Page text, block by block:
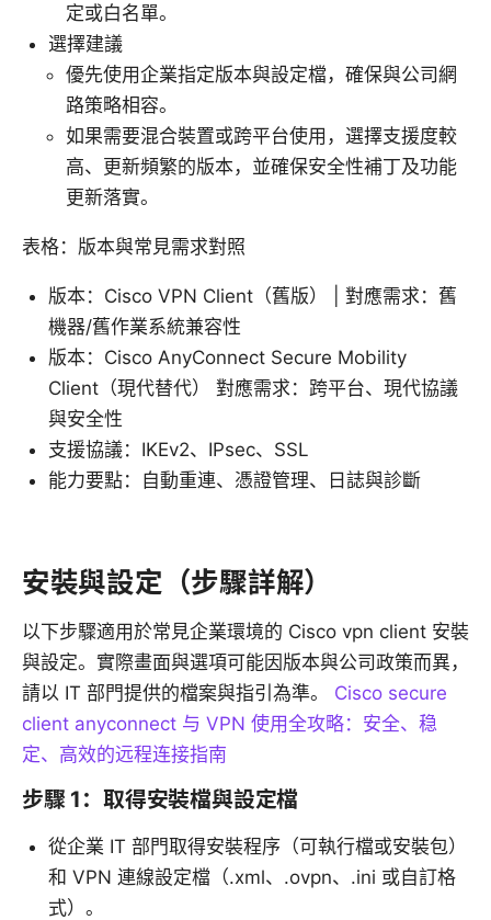
定或白名單。
選擇建議
優先使用企業指定版本與設定檔，確保與公司網
路策略相容。
如果需要混合裝置或跨平台使用，選擇支援度較
高、更新頻繁的版本，並確保安全性補丁及功能
更新落實。
表格：版本與常見需求對照
版本：Cisco VPN Client（舊版） | 對應需求：舊
機器/舊作業系統兼容性
版本：Cisco AnyConnect Secure Mobility
Client（現代替代） 對應需求：跨平台、現代協議
與安全性
支援協議：IKEv2、IPsec、SSL
能力要點：自動重連、憑證管理、日誌與診斷
安裝與設定（步驟詳解）
以下步驟適用於常見企業環境的 Cisco vpn client 安裝
與設定。實際畫面與選項可能因版本與公司政策而異，
請以 IT 部門提供的檔案與指引為準。 Cisco secure
client anyconnect 与 VPN 使用全攻略：安全、稳
定、高效的远程连接指南
步驟 1：取得安裝檔與設定檔
從企業 IT 部門取得安裝程序（可執行檔或安裝包）
和 VPN 連線設定檔（.xml、.ovpn、.ini 或自訂格
式）。